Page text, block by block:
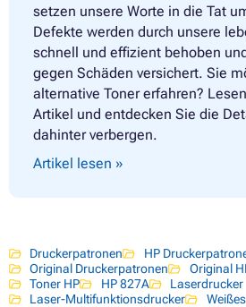
setzen unsere Worte in die Tat
Defekte werden durch unsere
schnell und effizient behoben
gegen Schäden versichert. Sie
alternative Toner erfahren?
Artikel und entdecken Sie die
dahinter verbergen.
Artikel lesen »
Druckerpatronen
HP
Original Druckerpatronen
Original
Toner HP
HP 827A
Laserdrucker
Laser-Multifunktionsdrucker